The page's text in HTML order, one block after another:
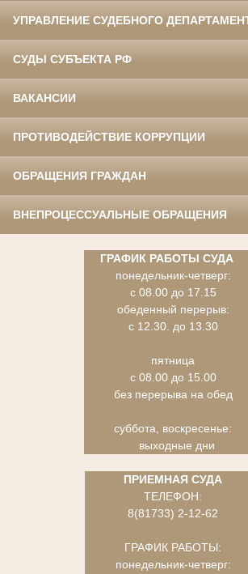
УПРАВЛЕНИЕ СУДЕБНОГО
СУДЫ СУБЪЕКТА РФ
ВАКАНСИИ
ПРОТИВОДЕЙСТВИЕ КОРРУПЦИИ
ОБРАЩЕНИЯ ГРАЖДАН
ВНЕПРОЦЕССУАЛЬНЫЕ ОБРАЩЕНИЯ
ГРАФИК РАБОТЫ
понедельник-четверг:
с 08.00 до 17.15
обеденный перерыв:
с 12.30. до 13.30
пятница
с 08.00 до 15.00
без перерыва на обед
суббота, воскресенье:
выходные дни
ПРИЕМНАЯ
ТЕЛЕФОН:
8(81733) 2-12-62
ГРАФИК РАБОТЫ:
понедельник-четверг: